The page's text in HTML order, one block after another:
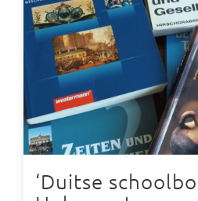
‘Duitse